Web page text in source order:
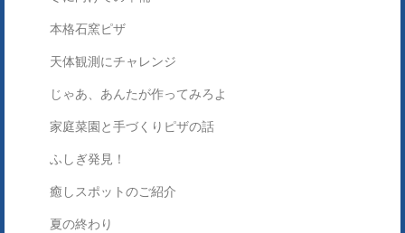
本格石窯ピザ
天体観測にチャレンジ
じゃあ、あんたが作ってみろよ
家庭菜園と手づくりピザの話
ふしぎ発見！
癒しスポットのご紹介
夏の終わり